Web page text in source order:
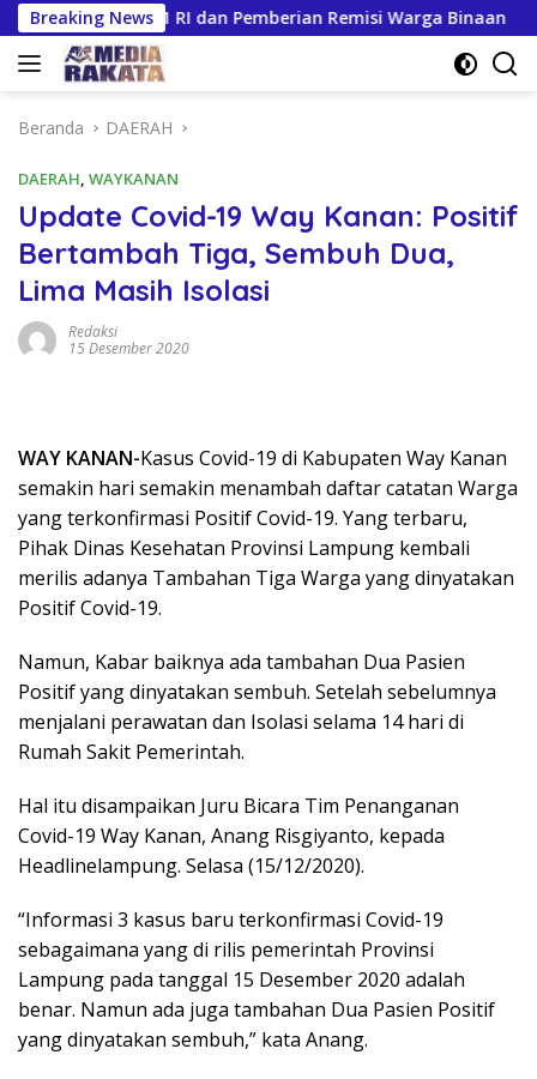
Langsung
ke
konten
Breaking News
Ke-81 RI dan Pemberian Remisi Warga Binaan
Beranda DAERAH
DAERAH, WAYKANAN
Update Covid-19 Way Kanan: Positif
Bertambah Tiga, Sembuh Dua,
Lima Masih Isolasi
Redaksi
15 Desember 2020
WAY KANAN-Kasus Covid-19 di Kabupaten Way Kanan
semakin hari semakin menambah daftar catatan Warga
yang terkonfirmasi Positif Covid-19. Yang terbaru,
Pihak Dinas Kesehatan Provinsi Lampung kembali
merilis adanya Tambahan Tiga Warga yang dinyatakan
Positif Covid-19.
Namun, Kabar baiknya ada tambahan Dua Pasien
Positif yang dinyatakan sembuh. Setelah sebelumnya
menjalani perawatan dan Isolasi selama 14 hari di
Rumah Sakit Pemerintah.
Hal itu disampaikan Juru Bicara Tim Penanganan
Covid-19 Way Kanan, Anang Risgiyanto, kepada
Headlinelampung. Selasa (15/12/2020).
“Informasi 3 kasus baru terkonfirmasi Covid-19
sebagaimana yang di rilis pemerintah Provinsi
Lampung pada tanggal 15 Desember 2020 adalah
benar. Namun ada juga tambahan Dua Pasien Positif
yang dinyatakan sembuh,” kata Anang.